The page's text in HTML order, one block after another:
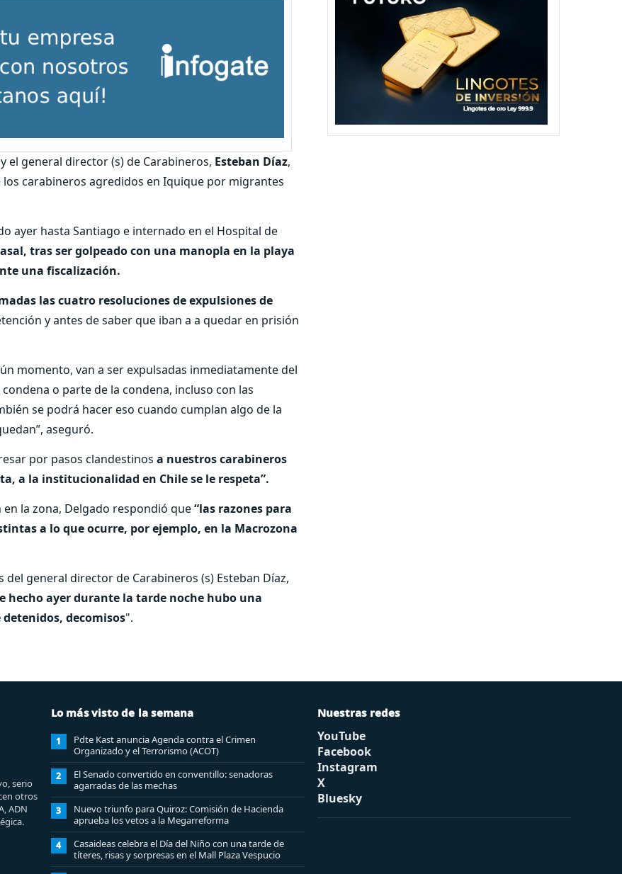
el general director (s) de Carabineros, Esteban Díaz,
carabineros agredidos en Iquique por migrantes
ayer hasta Santiago e internado en el Hospital de
tras ser golpeado con una manopla en la playa
una fiscalización.
las cuatro resoluciones de expulsiones de
y antes de saber que iban a a quedar en prisión
momento, van a ser expulsadas inmediatamente del
o parte de la condena, incluso con las
se podrá hacer eso cuando cumplan algo de la
aseguró.
por pasos clandestinos a nuestros carabineros
a la institucionalidad en Chile se le respeta”.
la zona, Delgado respondió que“las razones para
a lo que ocurre, por ejemplo, en la Macrozona
general director de Carabineros (s) Esteban Díaz,
hecho ayer durante la tarde noche hubo una
decomisos".
serio
otros
ADN
Lo más visto de la semana
1
Pdte Kast anuncia Agenda contra el Crimen
Organizado y el Terrorismo (ACOT)
2
El Senado convertido en conventillo: senadoras
agarradas de las mechas
3
Nuevo triunfo para Quiroz: Comisión de Hacienda
aprueba los vetos a la Megarreforma
4
Casaideas celebra el Día del Niño con una tarde de
títeres, risas y sorpresas en el Mall Plaza Vespucio
Nuestras redes
YouTube
Facebook
Instagram
X
Bluesky